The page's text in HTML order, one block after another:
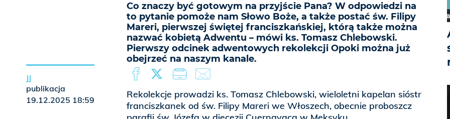
Co znaczy być gotowym na przyjście Pana? W odpowiedzi na
to pytanie pomoże nam Słowo Boże, a także postać św. Filipy
Mareri, pierwszej świętej franciszkańskiej, którą także można
nazwać kobietą Adwentu – mówi ks. Tomasz Chlebowski.
Pierwszy odcinek adwentowych rekolekcji Opoki można już
obejrzeć na naszym kanale.
Rekolekcje prowadzi ks. Tomasz Chlebowski, wieloletni kapelan sióstr
franciszkanek od św. Filipy Mareri we Włoszech, obecnie proboszcz
JJ
publikacja
19.12.2025 18:59